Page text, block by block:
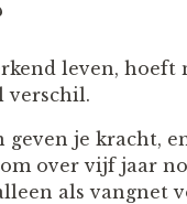
leven, hoeft
verschil.
geven je kracht,
over vijf jaar
als vangnet